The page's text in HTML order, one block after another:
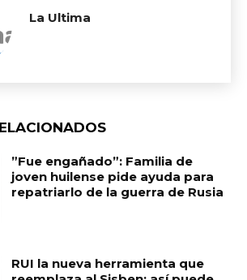
La Ultima
​”Fue engañado”: Familia de
joven huilense pide ayuda para
repatriarlo de la guerra de Rusia
RUI la nueva herramienta que